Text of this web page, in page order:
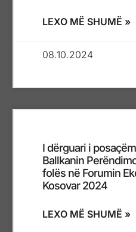
LEXO MË SHUMË »
08.10.2024
I dërguari i
Ballkanin
folës në Forumin
Kosovar 2024
LEXO MË SHUMË »